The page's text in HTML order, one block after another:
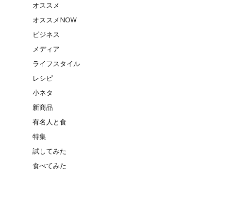
オススメ
オススメNOW
ビジネス
メディア
ライフスタイル
レシピ
小ネタ
新商品
有名人と食
特集
試してみた
食べてみた